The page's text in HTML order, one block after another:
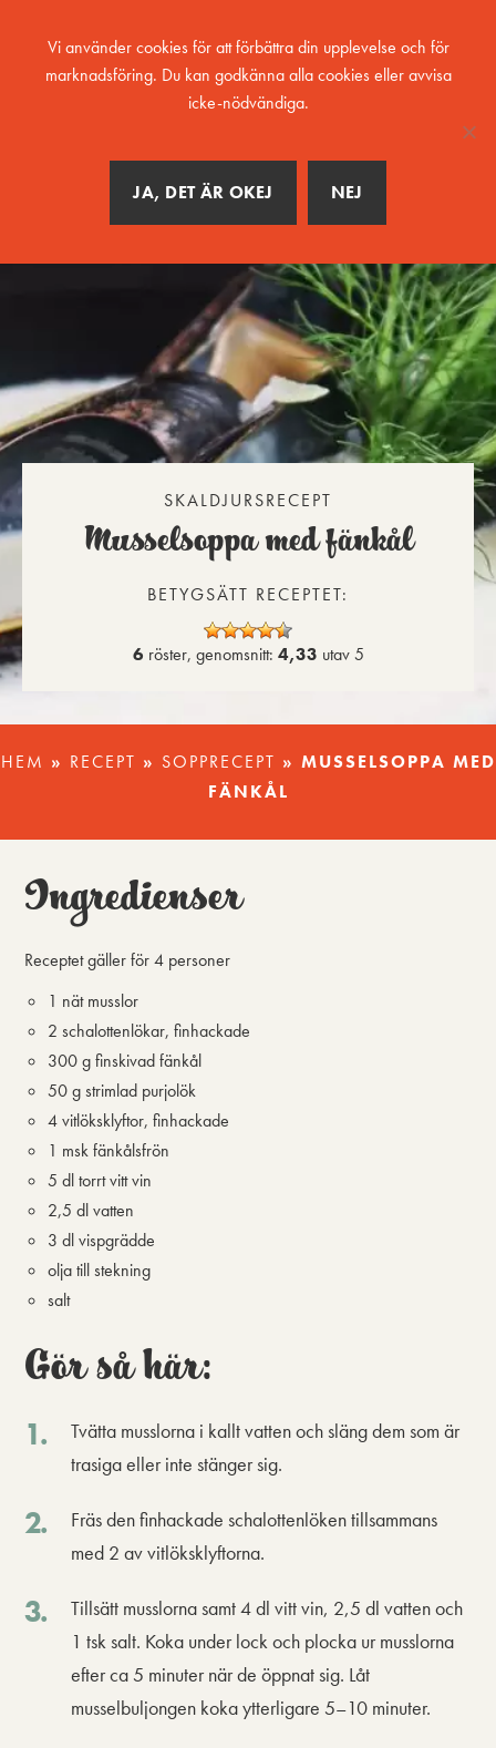
MENY
SKALDJURSRECEPT
Musselsoppa med fänkål
BETYGSÄTT RECEPTET:
6 röster, genomsnitt: 4,33 utav 5
HEM » RECEPT » SOPPRECEPT » MUSSELSOPPA MED
FÄNKÅL
Ingredienser
Receptet gäller för4 personer
1 nät musslor
2 schalottenlökar, finhackade
300 g finskivad fänkål
50 g strimlad purjolök
4 vitlöksklyftor, finhackade
1 msk fänkålsfrön
5 dl torrt vitt vin
2,5 dl vatten
3 dl vispgrädde
olja till stekning
salt
Gör så här:
Tvätta musslorna i kallt vatten och släng dem som är
trasiga eller inte stänger sig.
Fräs den finhackade schalottenlöken tillsammans
med 2 av vitlöksklyftorna.
Tillsätt musslorna samt 4 dl vitt vin, 2,5 dl vatten och
1 tsk salt. Koka under lock och plocka ur musslorna
efter ca 5 minuter när de öppnat sig. Låt
musselbuljongen koka ytterligare 5–10 minuter.
Vi använder cookies för att förbättra din upplevelse och för
marknadsföring. Du kan godkänna alla cookies eller avvisa
icke-nödvändiga.
JA, DET ÄR OKEJ NEJ